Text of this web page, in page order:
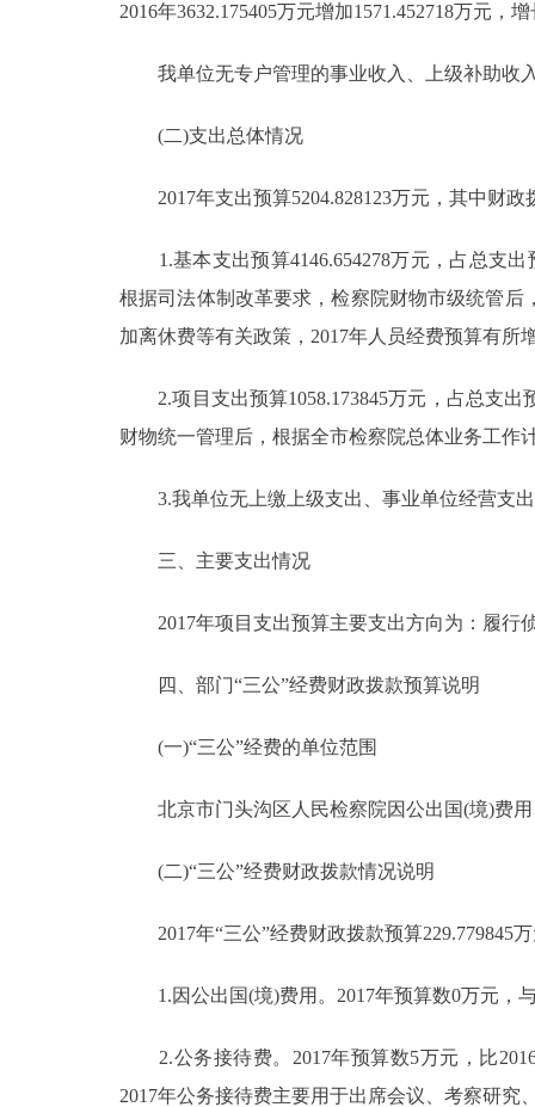
ITALIANO
2016年3632.175405万元增加1571.452718万
我单位无专户管理的事业收入、上级补助收
(二)支出总体情况
2017年支出预算5204.828123万元，其中财政
1.基本支出预算4146.654278万元，占总支出预
根据司法体制改革要求，检察院财物市级统管
加离休费等有关政策，2017年人员经费预算有所
2.项目支出预算1058.173845万元，占总支出预
财物统一管理后，根据全市检察院总体业务工作
3.我单位无上缴上级支出、事业单位经营支出
三、主要支出情况
2017年项目支出预算主要支出方向为：履行
四、部门“三公”经费财政拨款预算说明
(一)“三公”经费的单位范围
北京市门头沟区人民检察院因公出国(境)费用
(二)“三公”经费财政拨款情况说明
2017年“三公”经费财政拨款预算229.779845万
1.因公出国(境)费用。2017年预算数0万元，
2.公务接待费。2017年预算数5万元，比2016
2017年公务接待费主要用于出席会议、考察研究